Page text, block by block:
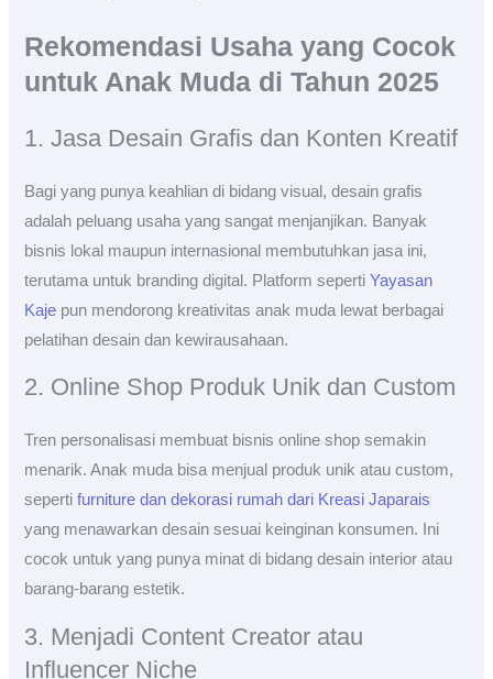
Rekomendasi Usaha yang Cocok
untuk Anak Muda di Tahun 2025
1. Jasa Desain Grafis dan Konten Kreatif
Bagi yang punya keahlian di bidang visual, desain grafis
adalah peluang usaha yang sangat menjanjikan. Banyak
bisnis lokal maupun internasional membutuhkan jasa ini,
terutama untuk branding digital. Platform sepertiYayasan
Kaje pun mendorong kreativitas anak muda lewat berbagai
pelatihan desain dan kewirausahaan.
2. Online Shop Produk Unik dan Custom
Tren personalisasi membuat bisnis online shop semakin
menarik. Anak muda bisa menjual produk unik atau custom,
sepertifurniture dan dekorasi rumah dari Kreasi Japarais
yang menawarkan desain sesuai keinginan konsumen. Ini
cocok untuk yang punya minat di bidang desain interior atau
barang-barang estetik.
3. Menjadi Content Creator atau
Influencer Niche